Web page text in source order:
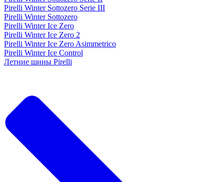
Pirelli Winter Sottozero Serie III
Pirelli Winter Sottozero
Pirelli Winter Ice Zero
Pirelli Winter Ice Zero 2
Pirelli Winter Ice Zero Asimmetrico
Pirelli Winter Ice Control
Летние шины Pirelli